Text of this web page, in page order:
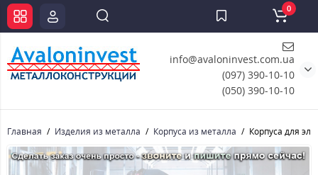
info@avaloninvest.com.ua
(097) 390-10-10
(050) 390-10-10
0
Главная Изделия из металла Корпуса из металла Корпуса для